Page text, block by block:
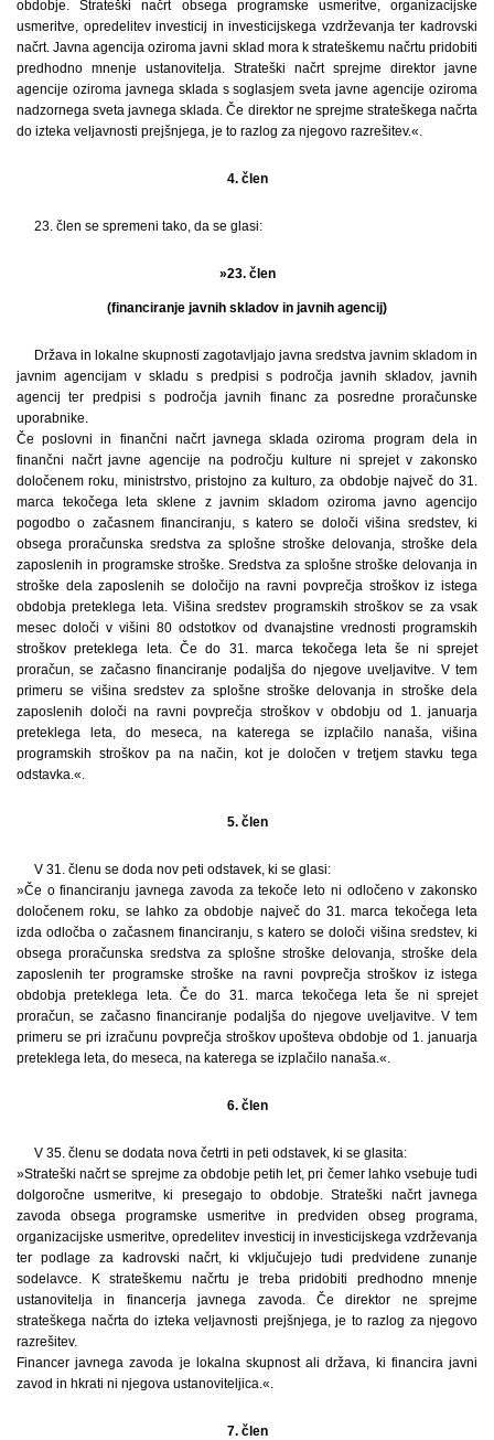
obdobje. Strateški načrt obsega programske usmeritve, organizacijske
usmeritve, opredelitev investicij in investicijskega vzdrževanja ter kadrovski
načrt. Javna agencija oziroma javni sklad mora k strateškemu načrtu pridobiti
predhodno mnenje ustanovitelja. Strateški načrt sprejme direktor javne
agencije oziroma javnega sklada s soglasjem sveta javne agencije oziroma
nadzornega sveta javnega sklada. Če direktor ne sprejme strateškega načrta
do izteka veljavnosti prejšnjega, je to razlog za njegovo razrešitev.«.
4. člen
23. člen se spremeni tako, da se glasi:
»23. člen
(financiranje javnih skladov in javnih agencij)
Država in lokalne skupnosti zagotavljajo javna sredstva javnim skladom in
javnim agencijam v skladu s predpisi s področja javnih skladov, javnih
agencij ter predpisi s področja javnih financ za posredne proračunske
uporabnike.
Če poslovni in finančni načrt javnega sklada oziroma program dela in
finančni načrt javne agencije na področju kulture ni sprejet v zakonsko
določenem roku, ministrstvo, pristojno za kulturo, za obdobje največ do 31.
marca tekočega leta sklene z javnim skladom oziroma javno agencijo
pogodbo o začasnem financiranju, s katero se določi višina sredstev, ki
obsega proračunska sredstva za splošne stroške delovanja, stroške dela
zaposlenih in programske stroške. Sredstva za splošne stroške delovanja in
stroške dela zaposlenih se določijo na ravni povprečja stroškov iz istega
obdobja preteklega leta. Višina sredstev programskih stroškov se za vsak
mesec določi v višini 80 odstotkov od dvanajstine vrednosti programskih
stroškov preteklega leta. Če do 31. marca tekočega leta še ni sprejet
proračun, se začasno financiranje podaljša do njegove uveljavitve. V tem
primeru se višina sredstev za splošne stroške delovanja in stroške dela
zaposlenih določi na ravni povprečja stroškov v obdobju od 1. januarja
preteklega leta, do meseca, na katerega se izplačilo nanaša, višina
programskih stroškov pa na način, kot je določen v tretjem stavku tega
odstavka.«.
5. člen
V 31. členu se doda nov peti odstavek, ki se glasi:
»Če o financiranju javnega zavoda za tekoče leto ni odločeno v zakonsko
določenem roku, se lahko za obdobje največ do 31. marca tekočega leta
izda odločba o začasnem financiranju, s katero se določi višina sredstev, ki
obsega proračunska sredstva za splošne stroške delovanja, stroške dela
zaposlenih ter programske stroške na ravni povprečja stroškov iz istega
obdobja preteklega leta. Če do 31. marca tekočega leta še ni sprejet
proračun, se začasno financiranje podaljša do njegove uveljavitve. V tem
primeru se pri izračunu povprečja stroškov upošteva obdobje od 1. januarja
preteklega leta, do meseca, na katerega se izplačilo nanaša.«.
6. člen
V 35. členu se dodata nova četrti in peti odstavek, ki se glasita:
»Strateški načrt se sprejme za obdobje petih let, pri čemer lahko vsebuje tudi
dolgoročne usmeritve, ki presegajo to obdobje. Strateški načrt javnega
zavoda obsega programske usmeritve in predviden obseg programa,
organizacijske usmeritve, opredelitev investicij in investicijskega vzdrževanja
ter podlage za kadrovski načrt, ki vključujejo tudi predvidene zunanje
sodelavce. K strateškemu načrtu je treba pridobiti predhodno mnenje
ustanovitelja in financerja javnega zavoda. Če direktor ne sprejme
strateškega načrta do izteka veljavnosti prejšnjega, je to razlog za njegovo
razrešitev.
Financer javnega zavoda je lokalna skupnost ali država, ki financira javni
zavod in hkrati ni njegova ustanoviteljica.«.
7. člen